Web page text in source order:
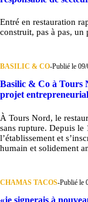
Entré en restauration
construit, pas à pas, un
BASILIC & CO-Publié le
Basilic & Co à Tours
projet
À Tours Nord, le
sans rupture. Depuis
l’établissement et
humain et solidement
CHAMAS TACOS-Publié le
«je signerais à